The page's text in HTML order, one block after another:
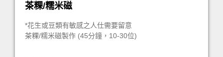
茶粿/糯米磁
*花生或豆類有敏感之人仕需要留意
茶粿/糯米磁製作 (45分鐘，10-30位)